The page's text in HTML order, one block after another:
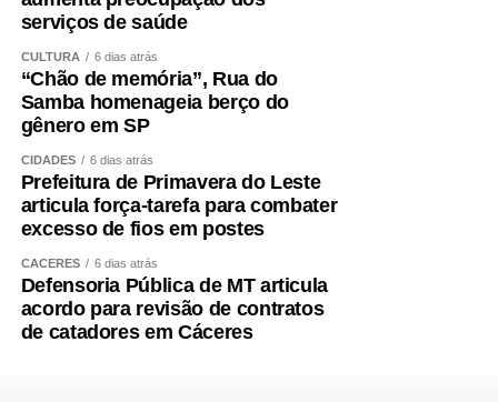
serviços de saúde
CULTURA 6 dias atrás
“Chão de memória”, Rua do
Samba homenageia berço do
gênero em SP
CIDADES 6 dias atrás
Prefeitura de Primavera do Leste
articula força-tarefa para combater
excesso de fios em postes
CÁCERES 6 dias atrás
Defensoria Pública de MT articula
acordo para revisão de contratos
de catadores em Cáceres